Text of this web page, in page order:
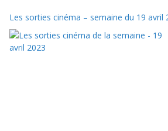
Les sorties cinéma – semaine du 19 avril